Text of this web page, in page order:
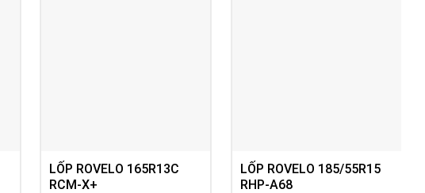
LỐP ROVELO 165R13C
RCM-X+
LỐP ROVELO 185/55R15
RHP-A68